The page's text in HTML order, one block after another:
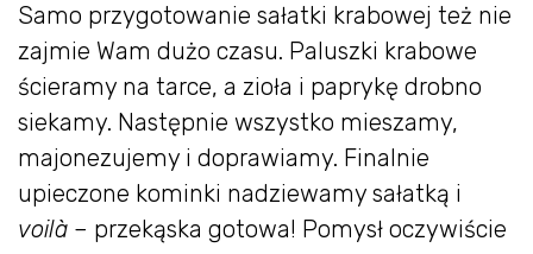
Samo przygotowanie sałatki krabowej też nie
zajmie Wam dużo czasu. Paluszki krabowe
ścieramy na tarce, a zioła i paprykę drobno
siekamy. Następnie wszystko mieszamy,
majonezujemy i doprawiamy. Finalnie
upieczone kominki nadziewamy sałatką i
voilà – przekąska gotowa! Pomysł oczywiście